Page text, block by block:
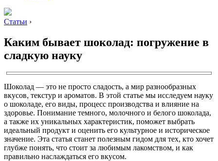
Статьи ›
Каким бывает шоколад: погружение в
сладкую науку
Шоколад — это не просто сладость, а мир разнообразных
вкусов, текстур и ароматов. В этой статье мы исследуем науку
о шоколаде, его виды, процесс производства и влияние на
здоровье. Понимание темного, молочного и белого шоколада,
а также их уникальных характеристик, поможет выбрать
идеальный продукт и оценить его культурное и историческое
значение. Эта статья станет полезным гидом для тех, кто хочет
глубже понять, что стоит за любимым лакомством, и как
правильно наслаждаться его вкусом.